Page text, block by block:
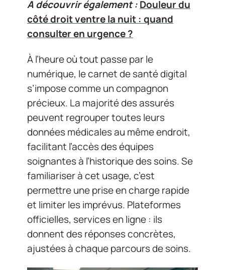
A découvrir également :Douleur du
côté droit ventre la nuit : quand
consulter en urgence ?
À l’heure où tout passe par le
numérique, le carnet de santé digital
s’impose comme un compagnon
précieux. La majorité des assurés
peuvent regrouper toutes leurs
données médicales au même endroit,
facilitant l’accès des équipes
soignantes à l’historique des soins. Se
familiariser à cet usage, c’est
permettre une prise en charge rapide
et limiter les imprévus. Plateformes
officielles, services en ligne : ils
donnent des réponses concrètes,
ajustées à chaque parcours de soins.